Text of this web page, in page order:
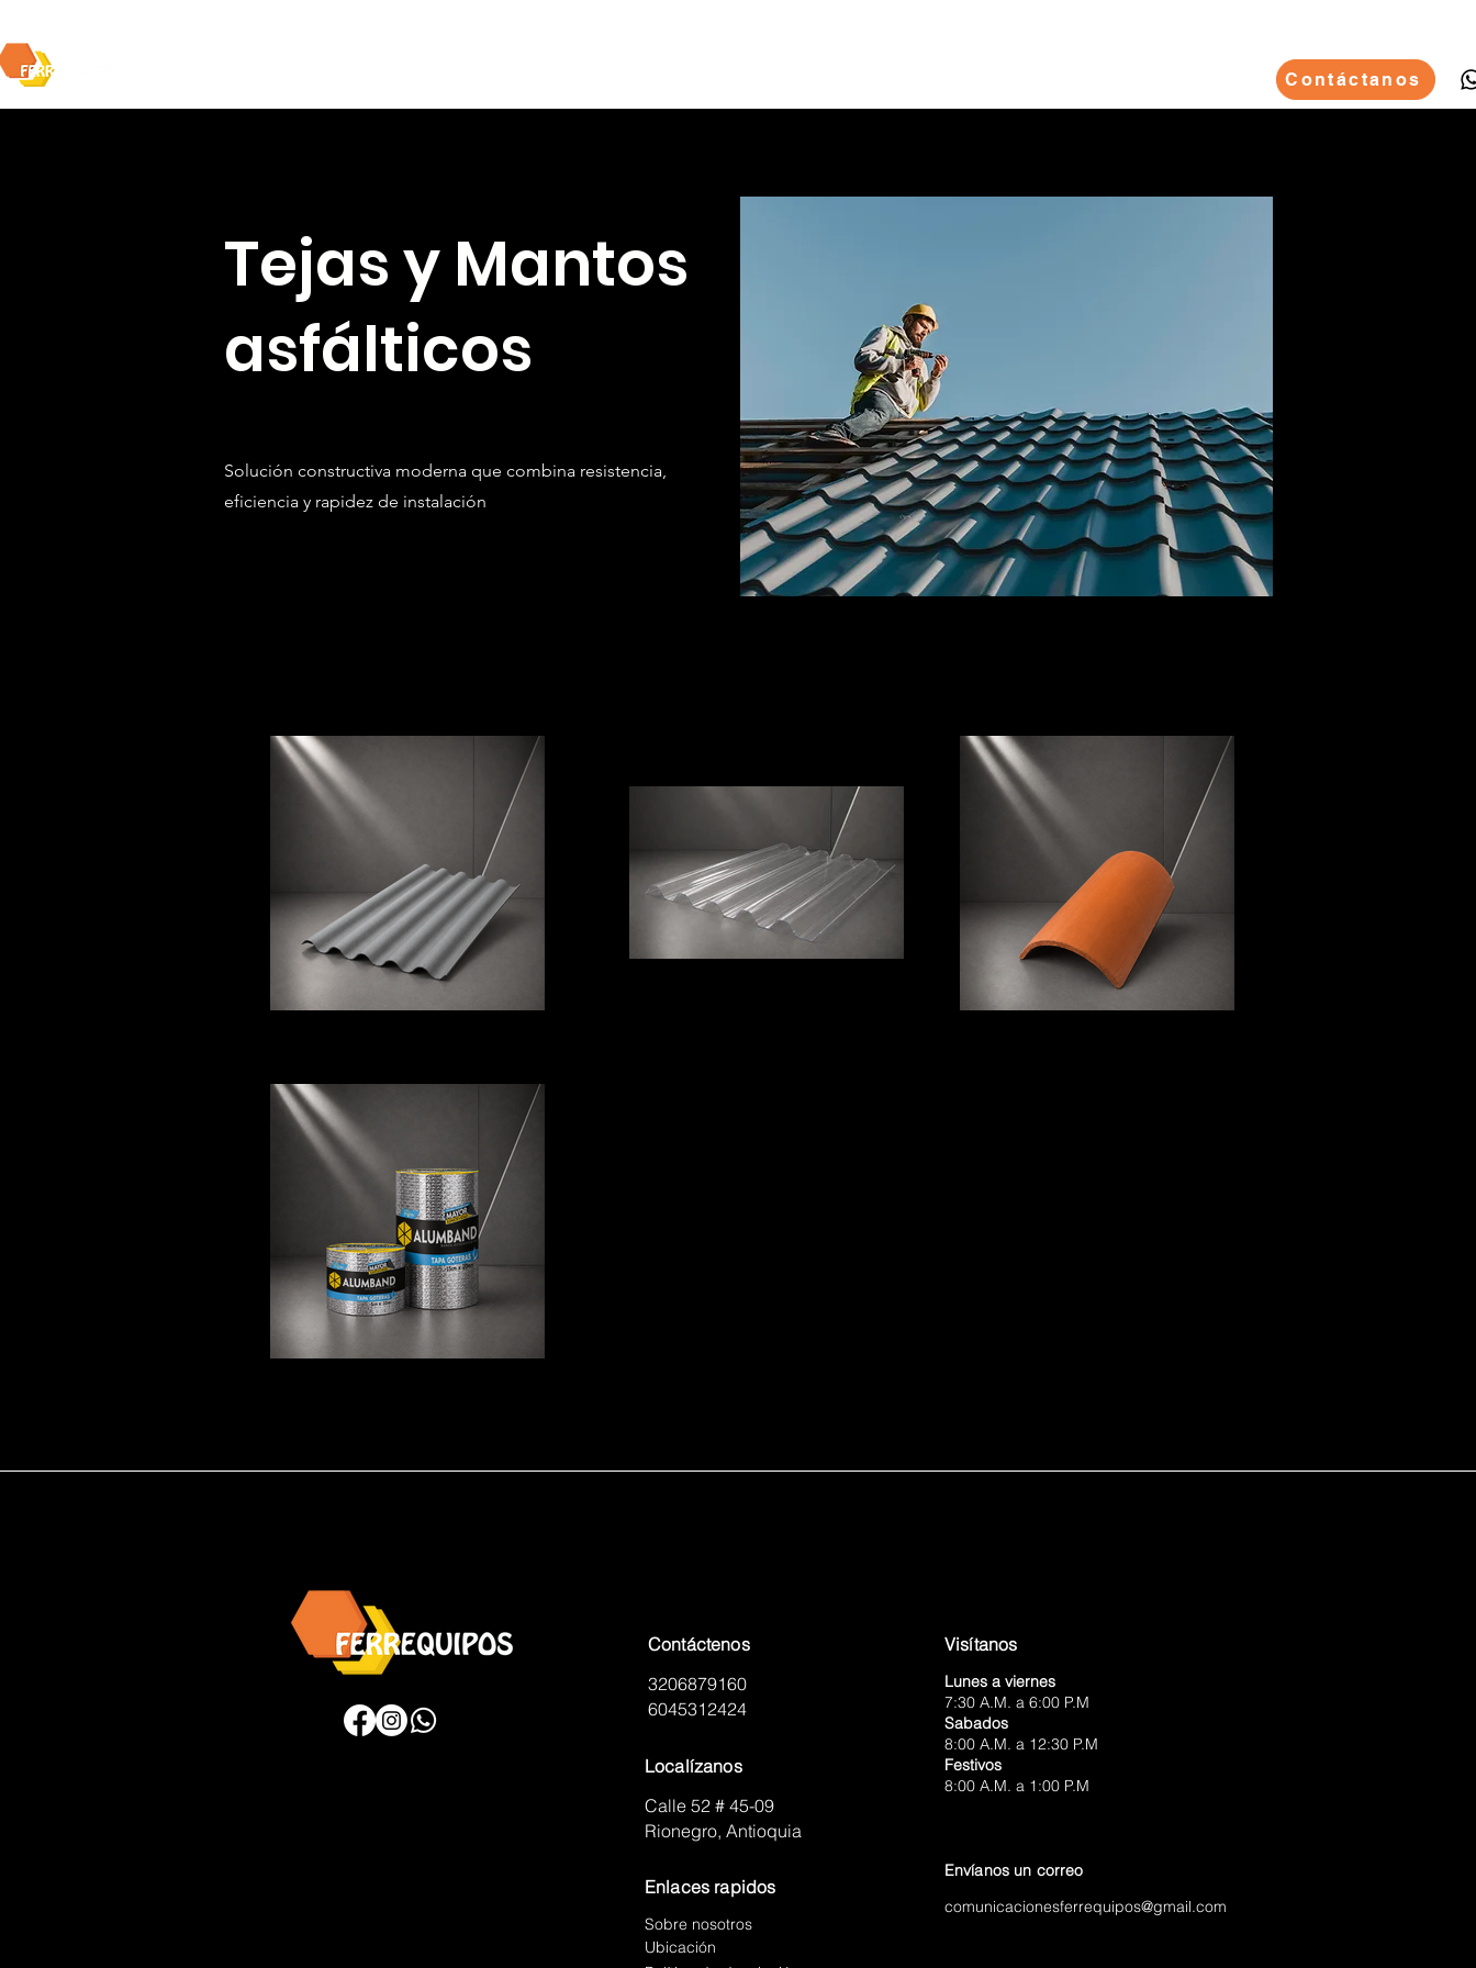
Contáctanos
Tejas y Mantos
asfálticos
Solución constructiva moderna que combina resistencia,
eficiencia y rapidez de instalación
Contáctenos
3206879160
6045312424
Localízanos
Calle 52 # 45-09
Rionegro, Antioquia
Enlaces rapidos
Sobre nosotros
Ubicación
Visítanos
Lunes a viernes
7:30 A.M. a 6:00 P.M
Sabados
8:00 A.M. a 12:30 P.M
Festivos
8:00 A.M. a 1:00 P.M
Envíanosun correo
comunicacionesferrequipos@gmail.com